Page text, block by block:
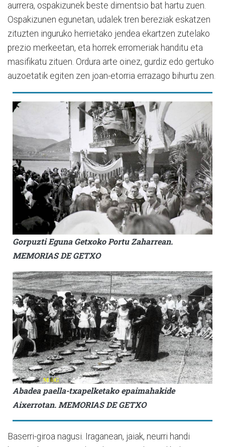
aurrera, ospakizunek beste dimentsio bat hartu zuen.
Ospakizunen egunetan, udalek tren bereziak eskatzen
zituzten inguruko herrietako jendea ekartzen zutelako
prezio merkeetan, eta horrek erromeriak handitu eta
masifikatu zituen. Ordura arte oinez, gurdiz edo gertuko
auzoetatik egiten zen joan-etorria errazago bihurtu zen.
Gorpuzti Eguna Getxoko Portu Zaharrean.
MEMORIAS DE GETXO
Abadea paella-txapelketako epaimahakide
Aixerrotan. MEMORIAS DE GETXO
Baserri-giroa nagusi. Iraganean, jaiak, neurri handi